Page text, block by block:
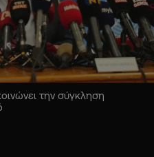
την σύγκληση